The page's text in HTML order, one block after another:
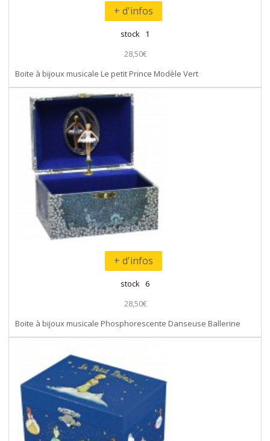
+ d'infos
stock 1
28,50€
Boite à bijoux musicale Le petit Prince Modèle Vert
+ d'infos
stock 6
28,50€
Boite à bijoux musicale Phosphorescente Danseuse Ballerine